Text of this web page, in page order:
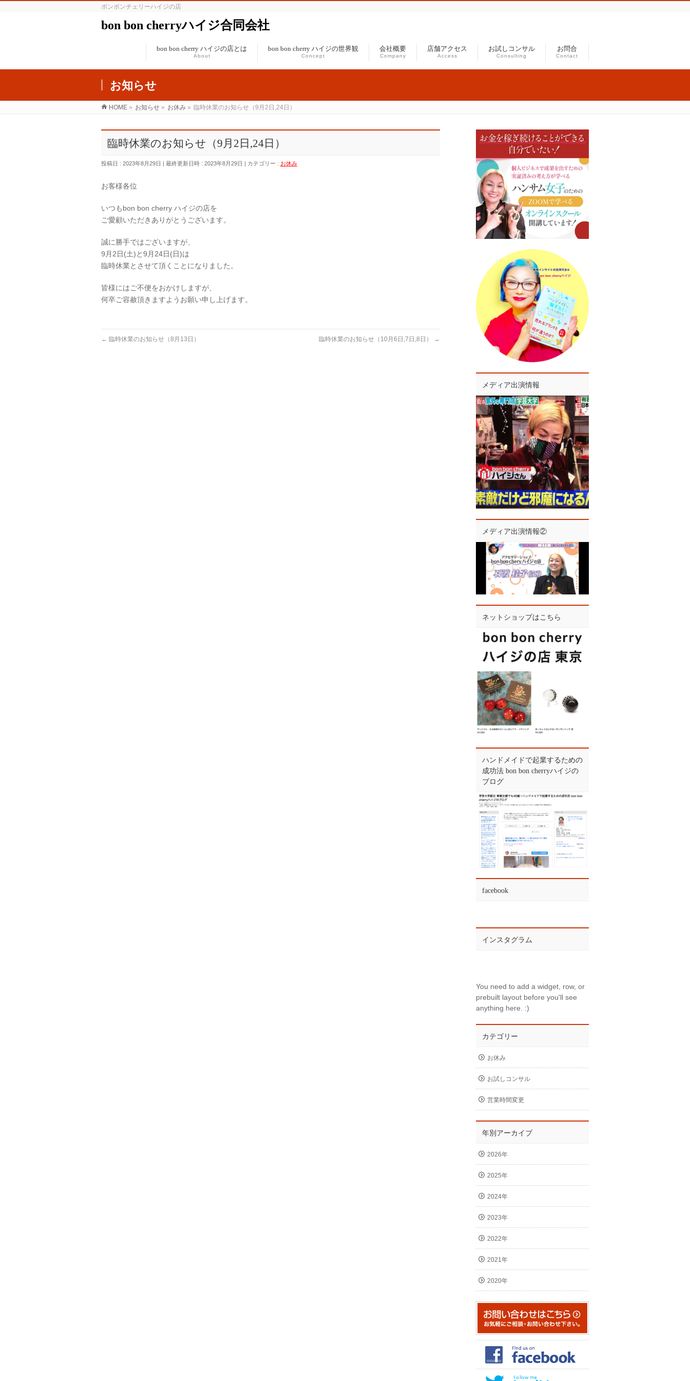
ボンボンチェリーハイジの店
bon bon cherryハイジ合同会社
bon bon cherry ハイジの店とは
About
bon bon cherry ハイジの世界観
Concept
会社概要
Company
店舗アクセス
Access
お試しコンサル
Consulting
お問合
Contact
お知らせ
HOME » お知らせ » お休み » 臨時休業のお知らせ（9月2日,24日）
臨時休業のお知らせ（9月2日,24日）
投稿日 : 2023年8月29日 最終更新日時 : 2023年8月29日 カテゴリー : お休み
お客様各位
いつもbon bon cherry ハイジの店を
ご愛顧いただきありがとうございます。
誠に勝手ではございますが、
9月2日(土)と9月24日(日)は
臨時休業とさせて頂くことになりました。
皆様にはご不便をおかけしますが、
何卒ご容赦頂きますようお願い申し上げます。
← 臨時休業のお知らせ（8月13日） 臨時休業のお知らせ（10月6日,7日,8日） →
メディア出演情報
メディア出演情報②
ネットショップはこちら
ハンドメイドで起業するための
成功法 bon bon cherryハイジの
ブログ
facebook
インスタグラム
You need to add a widget, row, or
prebuilt layout before you'll see
anything here. :)
カテゴリー
お休み
お試しコンサル
営業時間変更
年別アーカイブ
2026年
2025年
2024年
2023年
2022年
2021年
2020年